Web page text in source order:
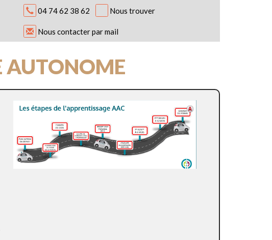
04 74 62 38 62 Nous trouver
Nous contacter par mail
AUTONOME